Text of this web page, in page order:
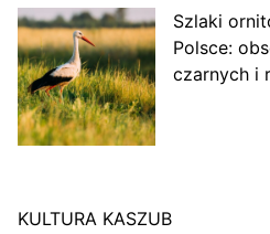
Szlaki
Polsce:
czarnych i
KULTURA KASZUB